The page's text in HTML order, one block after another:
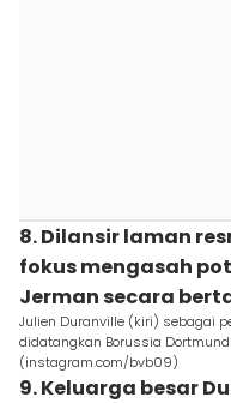
8. Dilansir laman
fokus mengasah
Jerman secara
Julien Duranville (kiri) sebagai
didatangkan Borussia
(instagram.com/bvb09)
9. Keluarga besar